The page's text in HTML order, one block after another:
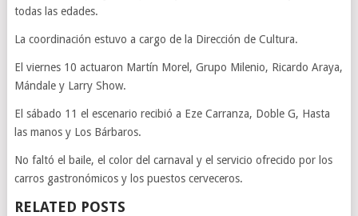
todas las edades.
La coordinación estuvo a cargo de la Dirección de Cultura.
El viernes 10 actuaron Martín Morel, Grupo Milenio, Ricardo Araya,
Mándale y Larry Show.
El sábado 11 el escenario recibió a Eze Carranza, Doble G, Hasta
las manos y Los Bárbaros.
No faltó el baile, el color del carnaval y el servicio ofrecido por los
carros gastronómicos y los puestos cerveceros.
RELATED POSTS